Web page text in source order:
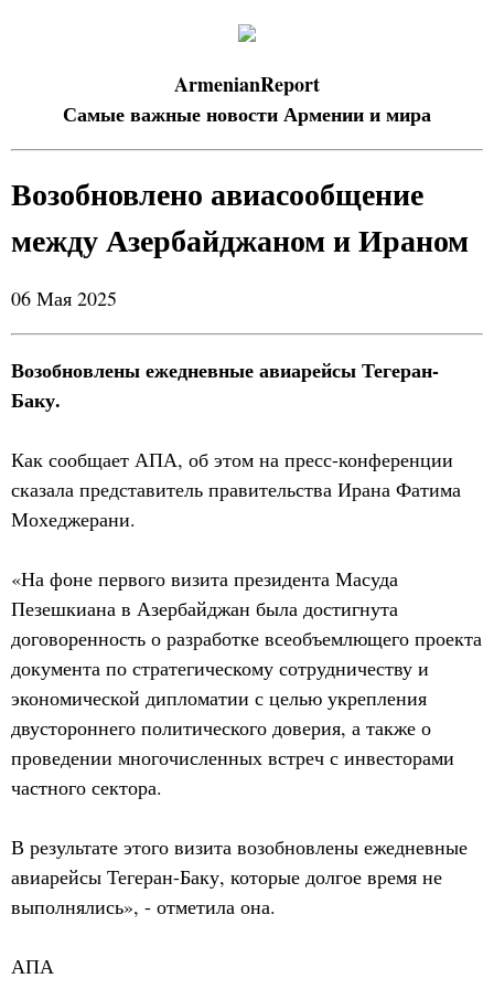
ArmenianReport
Самые важные новости Армении и мира
Возобновлено авиасообщение
между Азербайджаном и Ираном
06 Мая 2025
Возобновлены ежедневные авиарейсы Тегеран-
Баку.
Как сообщает АПА, об этом на пресс-конференции
сказала представитель правительства Ирана Фатима
Мохеджерани.
«На фоне первого визита президента Масуда
Пезешкиана в Азербайджан была достигнута
договоренность о разработке всеобъемлющего проекта
документа по стратегическому сотрудничеству и
экономической дипломатии с целью укрепления
двустороннего политического доверия, а также о
проведении многочисленных встреч с инвесторами
частного сектора.
В результате этого визита возобновлены ежедневные
авиарейсы Тегеран-Баку, которые долгое время не
выполнялись», - отметила она.
АПА